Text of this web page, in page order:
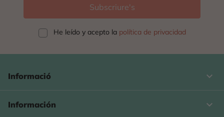
He leído y acepto la política de privacidad
Informació keyboard_arrow_down
Información 